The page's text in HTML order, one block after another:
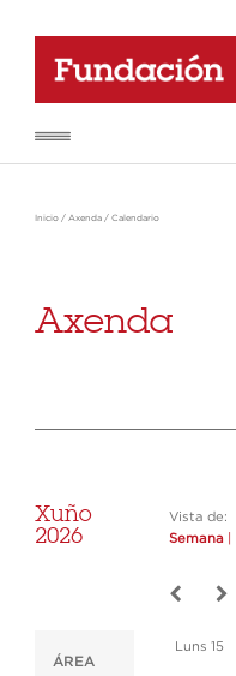
Inicio / Axenda / Calendario
Axenda
Xuño
2026
Vista de:
Semana
ÁREA
Luns 15